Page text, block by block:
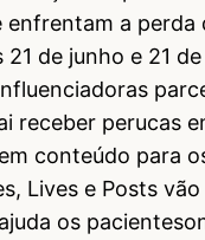
enfrentam a perda
21 de junho e 21
receber perucas
conteúdo para
Lives e Posts
os